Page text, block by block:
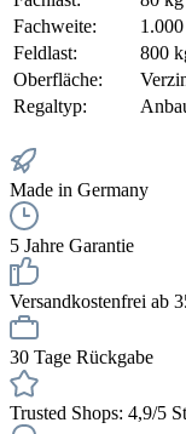
Fachweite:
Feldlast:
800
Oberfläche:
Regaltyp:
Made in Germany
5 Jahre Garantie
Versandkostenfrei ab
30 Tage Rückgabe
Trusted Shops: 4,9/5